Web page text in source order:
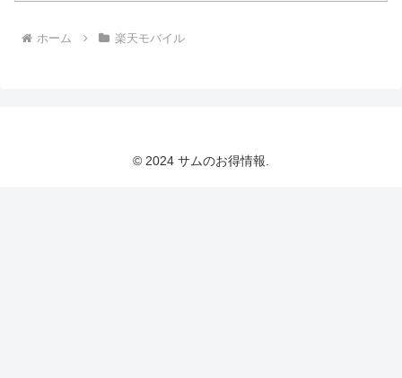
ホーム 楽天モバイル
© 2024 サムのお得情報.